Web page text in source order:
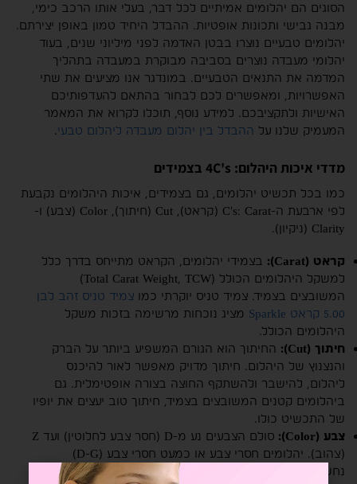
הסוגים הם יהלומים אמיתיים לכל דבר, בעלי אותו הרכב כימי,
מבנה גבישי ותכונות אופטיות. ההבדל היחיד טמון באופן יצירתם.
יהלומים טבעיים נוצרו בבטן האדמה לפני מיליוני שנים, בעוד
יהלומי מעבדה נוצרים בסביבה מבוקרת במעבדה בתהליך
המדמה את התנאים הטבעיים. במונדגר אנו מציעים את שתי
האפשרויות, ומאפשרים לכם לבחור בהתאם להעדפותיכם
האישיות ולתקציבכם. למידע נוסף, תוכלו לקרוא את המאמר
המעמיק שלנו על ההבדל בין יהלום מעבדה ליהלום טבעי.
מדדי איכות היהלום: 4C's בצמידים
כמו בכל תכשיט יהלומים, גם בצמידים, איכות היהלומים נקבעת
לפי ארבעת ה-C's: Carat (קראט), Cut (חיתוך), Color (צבע) ו-
Clarity (ניקיון).
קראט (Carat):
בצמידי יהלומים, הקראט מתייחס בדרך כלל
למשקל היהלומים הכולל (Total Carat Weight, TCW)
המשובצים בצמיד. צמיד טניס יוקרתי כמו צמיד טניס זהב לבן
5.00 קראט Sparkle
מציג נוכחות מרשימה בזכות משקל
היהלומים הכולל.
חיתוך (Cut):
החיתוך הוא הגורם המשפיע ביותר על הברק
והנצנוץ של היהלום. חיתוך מדויק מאפשר לאור להיכנס
ליהלום, להישבר ולהשתקף החוצה בצורה אופטימלית. גם
ביהלומים קטנים המשובצים בצמיד, חיתוך טוב יעצים את יופיו
של התכשיט כולו.
צבע (Color):
סולם הצבעים נע מ-D (חסר צבע לחלוטין) ועד Z
(צהוב). יהלומים חסרי צבע או כמעט חסרי צבע (D-G)
נחשבים ליוקרתיים ביותר. עם זאת, ישנם גם צמידים משובצים